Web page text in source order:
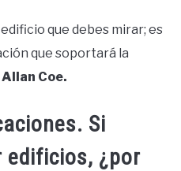
que debes mirar; es
que soportará la
Allan Coe.
Si
edificios, ¿por